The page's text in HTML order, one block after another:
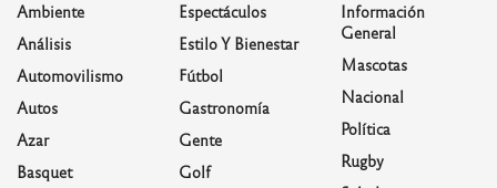
Ambiente
Análisis
Automovilismo
Autos
Azar
Basquet
Espectáculos
Estilo Y Bienestar
Fútbol
Gastronomía
Gente
Golf
Información
General
Mascotas
Nacional
Política
Rugby